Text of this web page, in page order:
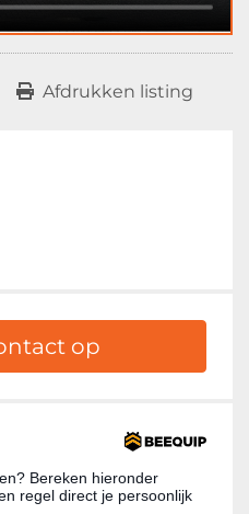
Afdrukken listing
op